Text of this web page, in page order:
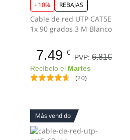
- 10% REBAJAS
Cable de red UTP CAT5E
1x 90 grados 3 M Blanco
7.49 €
PVP: 6.81€
Recíbelo el Martes
(20)
Más vendido